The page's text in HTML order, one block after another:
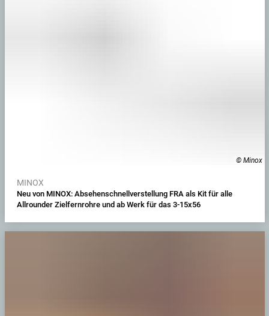
© Minox
MINOX
Neu von MINOX: Absehenschnellverstellung FRA als Kit für alle
Allrounder Zielfernrohre und ab Werk für das 3-15x56